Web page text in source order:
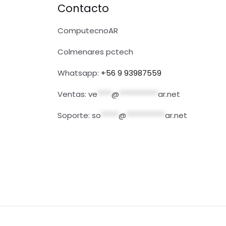
Contacto
ComputecnoAR
Colmenares pctech
Whatsapp: +56 9 93987559
Ventas: ve @
ar.net
Soporte: so @ ar.net